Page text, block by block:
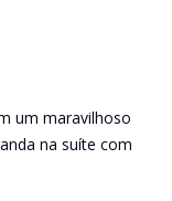
um maravilhoso
na suíte com